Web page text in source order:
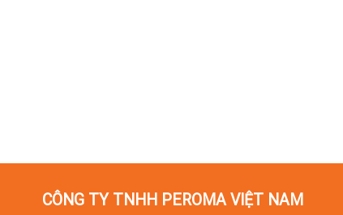
CÔNG TY TNHH PEROMA VIỆT NAM